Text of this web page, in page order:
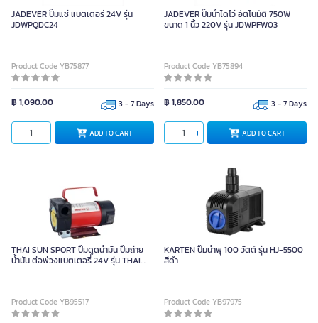
JADEVER ปั๊มแช่ แบตเตอรี่ 24V รุ่น
JDWPQDC24
Product Code YB75877
฿ 1,090.00 3 - 7 Days
ADD TO CART
JADEVER ปั๊มน้ำไดโว่ อัตโนมัติ 750W
ขนาด 1 นิ้ว 220V รุ่น JDWPFW03
Product Code YB75894
฿ 1,850.00 3 - 7 Days
ADD TO CART
THAI SUN SPORT ปั๊มดูดน้ำมัน ปั๊มถ่าย
น้ำมัน ต่อพ่วงแบตเตอรี่ 24V รุ่น THAI
Product Code YB95517
KARTEN ปั๊มน้ำพุ 100 วัตต์ รุ่น HJ-5500
สีดำ
Product Code YB97975